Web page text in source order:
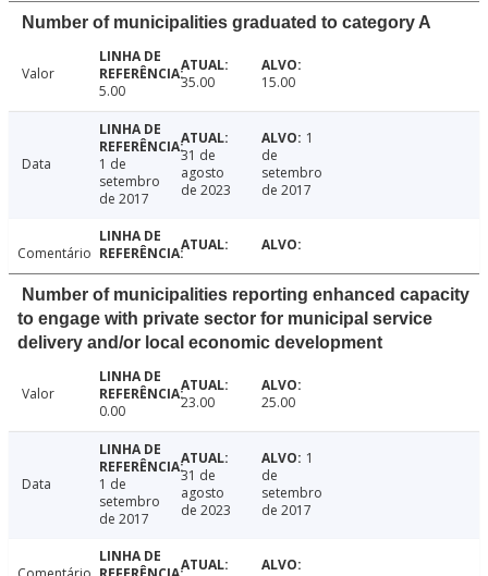
Number of municipalities graduated to category A
Valor
5.00
35.00 15.00
Data
1 de
setembro
de 2017
31 de
agosto
de 2023
1
de
setembro
de 2017
Comentário
Number of municipalities reporting enhanced capacity
to engage with private sector for municipal service
delivery and/or local economic development
Valor
0.00
23.00 25.00
Data
1 de
setembro
de 2017
31 de
agosto
de 2023
1
de
setembro
de 2017